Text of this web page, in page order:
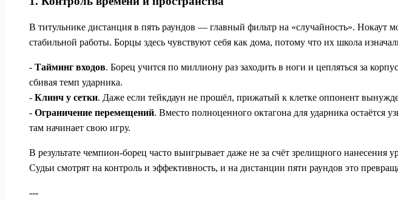
В титульнике дистанция в пять раундов — главный фильтр на «случайность».
стабильной работы. Борцы здесь чувствуют себя как дома, потому что их школа
- Тайминг входов. Борец учится по миллиону раз заходить в ноги и цепляться за
сбивая темп ударника.
- Клинч у сетки. Даже если тейкдаун не прошёл, прижатый к клетке оппонент
- Ограничение перемещений. Вместо полноценного октагона для ударника
там начинает свою игру.
В результате чемпион-борец часто выигрывает даже не за счёт зрелищного нанесения
Судьи смотрят на контроль и эффективность, и на дистанции пяти раундов это
---